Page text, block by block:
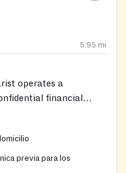
5.95 mi
operates a
financial
helps households
communities, with
from a
previa para los